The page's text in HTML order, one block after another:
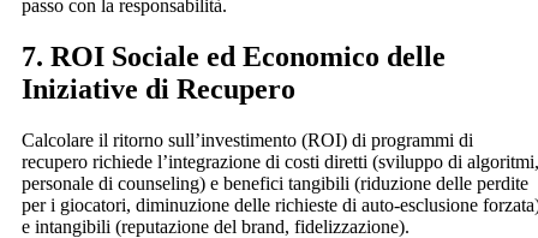
passo con la responsabilità.
7. ROI Sociale ed Economico delle
Iniziative di Recupero
Calcolare il ritorno sull’investimento (ROI) di programmi di
recupero richiede l’integrazione di costi diretti (sviluppo di algoritmi,
personale di counseling) e benefici tangibili (riduzione delle perdite
per i giocatori, diminuzione delle richieste di auto‑esclusione
e intangibili (reputazione del brand, fidelizzazione).